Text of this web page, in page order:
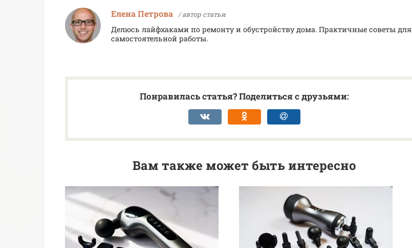
Елена Петрова / автор статьи
Делюсь лайфхаками по ремонту и обустройству дома. Практичные советы для
самостоятельной работы.
Понравилась статья? Поделиться с друзьями:
Вам также может быть интересно